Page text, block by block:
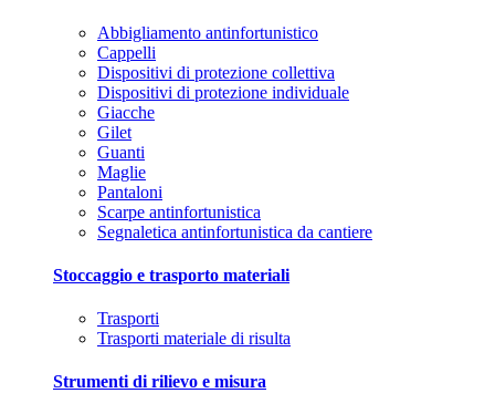
Abbigliamento antinfortunistico
Cappelli
Dispositivi di protezione collettiva
Dispositivi di protezione individuale
Giacche
Gilet
Guanti
Maglie
Pantaloni
Scarpe antinfortunistica
Segnaletica antinfortunistica da cantiere
Stoccaggio e trasporto materiali
Trasporti
Trasporti materiale di risulta
Strumenti di rilievo e misura